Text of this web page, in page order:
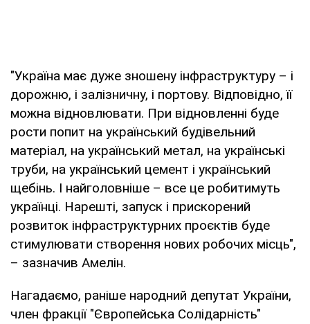
"Україна має дуже зношену інфраструктуру – і
дорожню, і залізничну, і портову. Відповідно, її
можна відновлювати. При відновленні буде
рости попит на український будівельний
матеріал, на український метал, на українські
труби, на український цемент і український
щебінь. І найголовніше – все це робитимуть
українці. Нарешті, запуск і прискорений
розвиток інфраструктурних проєктів буде
стимулювати створення нових робочих місць",
– зазначив Амелін.
Нагадаємо, раніше народний депутат України,
член фракції "Європейська Солідарність"